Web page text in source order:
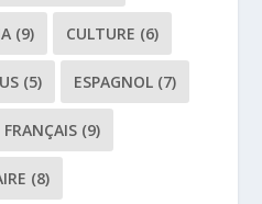
(9) CULTURE (6)
(5) ESPAGNOL (7)
FRANÇAIS (9)
(8)